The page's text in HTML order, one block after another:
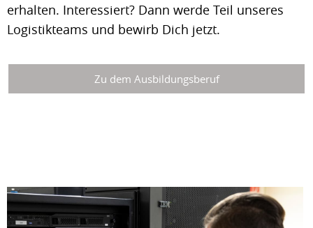
erhalten. Interessiert? Dann werde Teil unseres
Logistikteams und bewirb Dich jetzt.
Zu dem Ausbildungsberuf